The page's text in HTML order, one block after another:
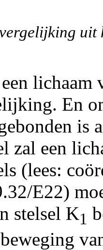
uit
En
is
zal een
(lees:
E22)
stelsel K1